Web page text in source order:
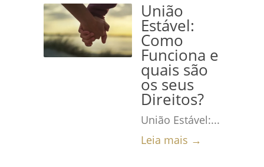
União
Estável:
Como
Funciona e
quais são
os seus
Direitos?
União Estável:...
Leia mais →